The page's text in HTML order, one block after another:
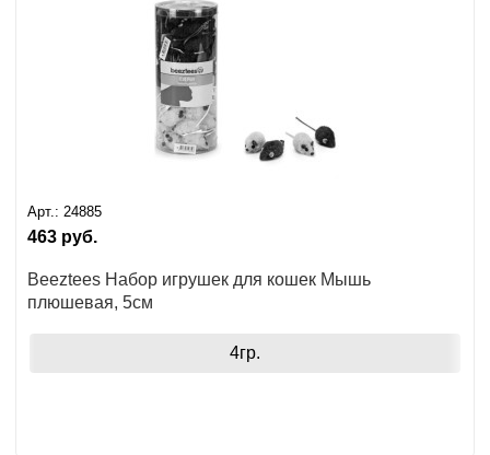
Арт.: 24885
463 руб.
Beeztees Набор игрушек для кошек Мышь
плюшевая, 5см
4гр.